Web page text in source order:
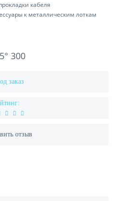
кабеля
к металлическим лоткам
300
заказ
отзыв